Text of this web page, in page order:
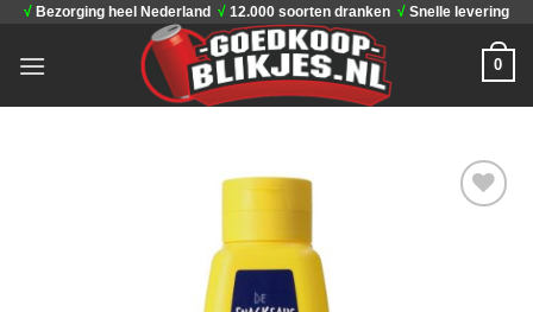
inhoud
√ Bezorging heel Nederland √ 12.000 soorten dranken √ Snelle levering
0